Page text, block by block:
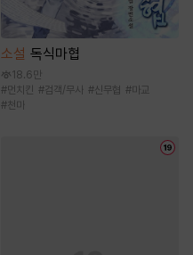
소설 독식마협
18.6만
#먼치킨 #검객/무사 #신무협 #마교
#천마